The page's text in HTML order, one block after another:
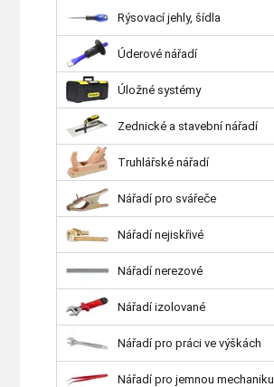
Rýsovací jehly, šídla
Úderové nářadí
Úložné systémy
Zednické a stavební nářadí
Truhlářské nářadí
Nářadí pro svářeče
Nářadí nejiskřivé
Nářadí nerezové
Nářadí izolované
Nářadí pro práci ve výškách
Nářadí pro jemnou mechaniku